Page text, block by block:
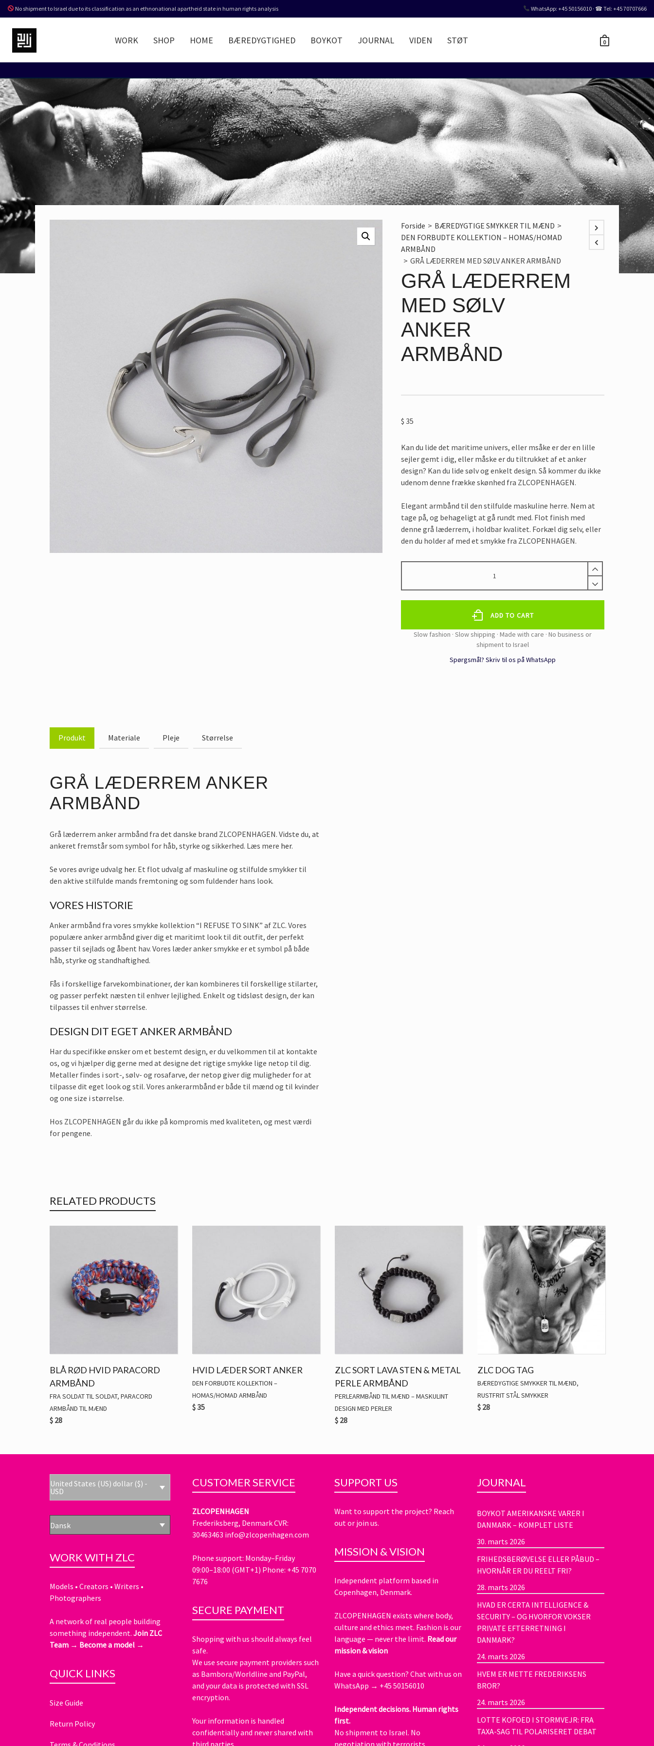
No shipment to Israel due to its classification as an ethnonational apartheid state in human rights analysis WhatsApp: +45 50156010 · ☎ Tel: +45 70707666
WORK SHOP HOME BÆREDYGTIGHED BOYKOT JOURNAL VIDEN STØT 0
Forside > BÆREDYGTIGE SMYKKER TIL MÆND >
DEN FORBUDTE KOLLEKTION – HOMAS/HOMAD
ARMBÅND
> GRÅ LÆDERREM MED SØLV ANKER ARMBÅND
GRÅ LÆDERREM
MED SØLV
ANKER
ARMBÅND
$ 35
Kan du lide det maritime univers, eller msåke er der en lille
sejler gemt i dig, eller måske er du tiltrukket af et anker
design? Kan du lide sølv og enkelt design. Så kommer du ikke
udenom denne frække skønhed fra ZLCOPENHAGEN.
Elegant armbånd til den stilfulde maskuline herre. Nem at
tage på, og behageligt at gå rundt med. Flot finish med
denne grå læderrem, i holdbar kvalitet. Forkæl dig selv, eller
den du holder af med et smykke fra ZLCOPENHAGEN.
MED
SØLV
quantity
ADD TO CART
Spørgsmål? Skriv til os på WhatsApp
Produkt Materiale Pleje Størrelse
GRÅ LÆDERREM ANKER
ARMBÅND
Grå læderrem anker armbånd fra det danske brand ZLCOPENHAGEN. Vidste du, at
ankeret fremstår som symbol for håb, styrke og sikkerhed. Læs mere her.
Se vores øvrige udvalg her. Et flot udvalg af maskuline og stilfulde smykker til
den aktive stilfulde mands fremtoning og som fuldender hans look.
VORES HISTORIE
Anker armbånd fra vores smykke kollektion “I REFUSE TO SINK” af ZLC. Vores
populære anker armbånd giver dig et maritimt look til dit outfit, der perfekt
passer til sejlads og åbent hav. Vores læder anker smykke er et symbol på både
håb, styrke og standhaftighed.
Fås i forskellige farvekombinationer, der kan kombineres til forskellige stilarter,
og passer perfekt næsten til enhver lejlighed. Enkelt og tidsløst design, der kan
tilpasses til enhver størrelse.
DESIGN DIT EGET ANKER ARMBÅND
Har du specifikke ønsker om et bestemt design, er du velkommen til at kontakte
os, og vi hjælper dig gerne med at designe det rigtige smykke lige netop til dig.
Metaller findes i sort-, sølv- og rosafarve, der netop giver dig muligheder for at
tilpasse dit eget look og stil. Vores ankerarmbånd er både til mænd og til kvinder
og one size i størrelse.
Hos ZLCOPENHAGEN går du ikke på kompromis med kvaliteten, og mest værdi
for pengene.
RELATED PRODUCTS
BLÅ RØD HVID PARACORD
ARMBÅND
FRA SOLDAT TIL SOLDAT, PARACORD
ARMBÅND TIL MÆND
$ 28
HVID LÆDER SORT ANKER
DEN FORBUDTE KOLLEKTION –
HOMAS/HOMAD ARMBÅND
$35
ZLC SORT LAVA STEN & METAL
PERLE ARMBÅND
PERLEARMBÅND TIL MÆND – MASKULINT
DESIGN MED PERLER
$ 28
ZLC DOG TAG
BÆREDYGTIGE SMYKKER TIL MÆND,
RUSTFRIT STÅL SMYKKER
$ 28
United States (US) dollar ($) -
USD
Dansk
WORK WITH ZLC
Models • Creators • Writers •
Photographers
A network of real people building
something independent. Join ZLC
Team → Become a model →
QUICK LINKS
Size Guide
Return Policy
CUSTOMER SERVICE
ZLCOPENHAGEN
Frederiksberg, Denmark CVR:
30463463 info@zlcopenhagen.com
Phone support: Monday–Friday
09:00–18:00 (GMT+1) Phone: +45 7070
7676
SECURE PAYMENT
Shopping with us should always feel
safe.
We use secure payment providers such
as Bambora/Worldline and PayPal,
and your data is protected with SSL
encryption.
Your information is handled
confidentially and never shared with
third parties.
SUPPORT US
Want to support the project? Reach
out or join us.
MISSION & VISION
Independent platform based in
Copenhagen, Denmark.
ZLCOPENHAGEN exists where body,
culture and ethics meet. Fashion is our
language — never the limit. Read our
mission & vision
Have a quick question? Chat with us on
WhatsApp → +45 50156010
Independent decisions. Human rights
first.
No shipment to Israel. No
negotiation with terrorists.
JOURNAL
BOYKOT AMERIKANSKE VARER I
DANMARK – KOMPLET LISTE
30. marts 2026
FRIHEDSBERØVELSE ELLER PÅBUD –
HVORNÅR ER DU REELT FRI?
28. marts 2026
HVAD ER CERTA INTELLIGENCE &
SECURITY – OG HVORFOR VOKSER
PRIVATE EFTERRETNING I
DANMARK?
24. marts 2026
HVEM ER METTE FREDERIKSENS
BROR?
24. marts 2026
LOTTE KOFOED I STORMVEJR: FRA
TAXA-SAG TIL POLARISERET DEBAT